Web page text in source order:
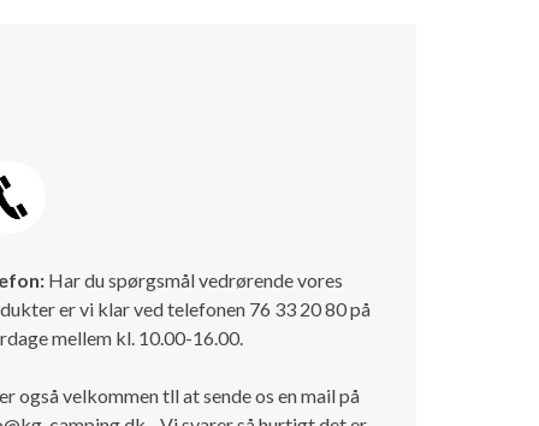
Har du spørgsmål vedrørende vores
er vi klar ved telefonen 76 33 20 80 på
mellem kl. 10.00-16.00.
også velkommen tll at sende os en mail på